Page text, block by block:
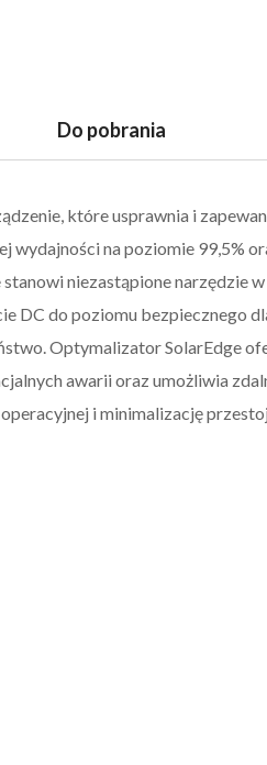
Do pobrania
które usprawnia i
na poziomie 99,5%
niezastąpione narzędzie
DC do poziomu bezpiecznego
Optymalizator SolarEdge
awarii oraz umożliwia
i minimalizację